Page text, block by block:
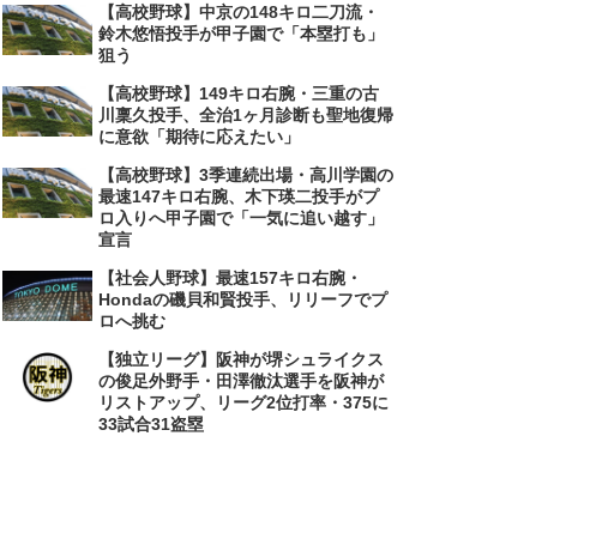
【高校野球】中京の148キロ二刀流・
鈴木悠悟投手が甲子園で「本塁打も」
狙う
【高校野球】149キロ右腕・三重の古
川稟久投手、全治1ヶ月診断も聖地復帰
に意欲「期待に応えたい」
【高校野球】3季連続出場・高川学園の
最速147キロ右腕、木下瑛二投手がプ
ロ入りへ甲子園で「一気に追い越す」
宣言
【社会人野球】最速157キロ右腕・
Hondaの磯貝和賢投手、リリーフでプ
ロへ挑む
【独立リーグ】阪神が堺シュライクス
の俊足外野手・田澤徹汰選手を阪神が
リストアップ、リーグ2位打率・375に
33試合31盗塁